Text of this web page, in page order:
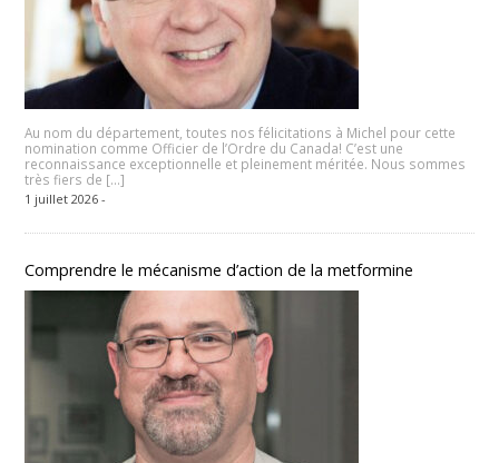
Au nom du département, toutes nos félicitations à Michel pour cette
nomination comme Officier de l’Ordre du Canada! C’est une
reconnaissance exceptionnelle et pleinement méritée. Nous sommes
très fiers de […]
1 juillet 2026 -
Comprendre le mécanisme d’action de la metformine